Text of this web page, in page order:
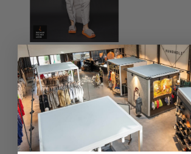
Schmales Maxikleid von
RUNDHOLZ in moon cloud
156,00 €
390,00 €